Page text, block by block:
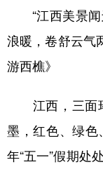
“江西美景闻
浪暖，卷舒云气
游西樵》
江西，三面环
墨，红色、绿色
年“五一”假期处